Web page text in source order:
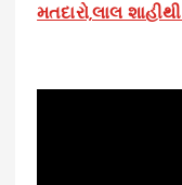
મતદારો,લાલ